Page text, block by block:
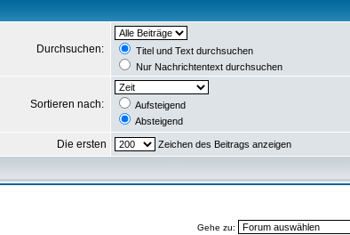
Durchsuchen:
Titel und Text durchsuchen
Nur Nachrichtentext durchsuchen
Sortieren nach:
Aufsteigend
Absteigend
Die ersten Zeichen des Beitrags anzeigen
Gehe zu: